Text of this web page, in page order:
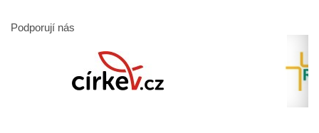
Podporují nás